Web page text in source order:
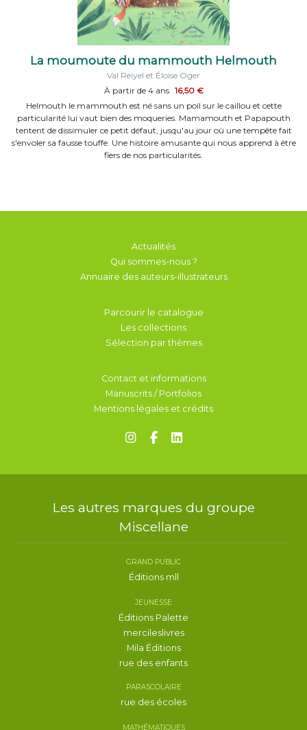
La moumoute du mammouth Helmouth
Val Reiyel et Éloïse Oger
À partir de 4 ans 16,50 €
Helmouth le mammouth est né sans un poil sur le caillou et cette
particularité lui vaut bien des moqueries. Mamamouth et Papapouth
tentent de dissimuler ce petit défaut, jusqu'au jour où une tempête fait
s'envoler sa fausse touffe. Une histoire amusante qui nous apprend à être
fiers de nos particularités.
Actualités
Qui sommes-nous ?
Annuaire des auteurs-illustrateurs
Parcourir le catalogue
Les collections
Sélection par thèmes
Contact et informations
Manuscrits / Portfolios
Mentions légales et crédits
Les autres marques du groupe
Miscellane
GRAND PUBLIC
Éditions mll
JEUNESSE
Éditions Palette
mercileslivres
Mila Éditions
rue des enfants
PARASCOLAIRE
rue des écoles
MATHÉMATIQUES